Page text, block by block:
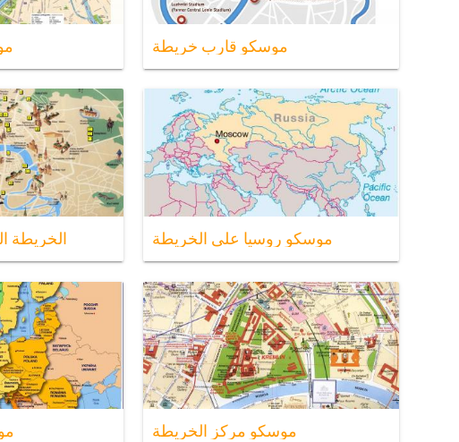
موسكو قارب خريطة
الخريطة موسكو روسيا على الخريطة
موسكو مركز الخريطة